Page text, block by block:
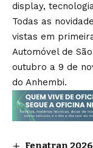
display,
Todas as
vistas em
Automóvel de
outubro a 9 de
do Anhembi.
Fenatran